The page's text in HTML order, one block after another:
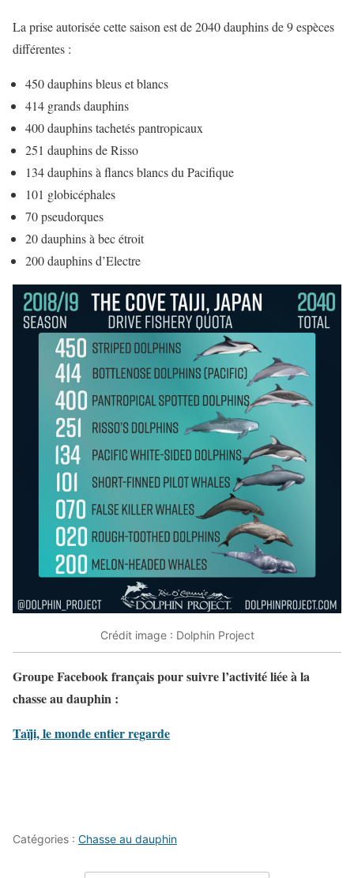
La prise autorisée cette saison est de 2040 dauphins de 9 espèces
différentes :
450 dauphins bleus et blancs
414 grands dauphins
400 dauphins tachetés pantropicaux
251 dauphins de Risso
134 dauphins à flancs blancs du Pacifique
101 globicéphales
70 pseudorques
20 dauphins à bec étroit
200 dauphins d’Electre
Crédit image : Dolphin Project
Groupe Facebook français pour suivre l’activité liée à la
chasse au dauphin :
Taïji, le monde entier regarde
Catégories : Chasse au dauphin